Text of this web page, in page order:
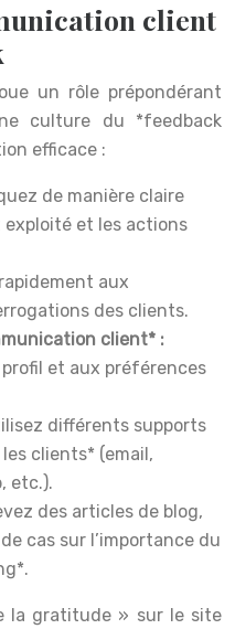
client
un rôle prépondérant
culture du *feedback
efficace :
de manière claire
et les actions
aux
des clients.
client* :
et aux préférences
différents supports
clients* (email,
etc.).
des articles de blog,
cas sur l’importance du
la gratitude » sur le site